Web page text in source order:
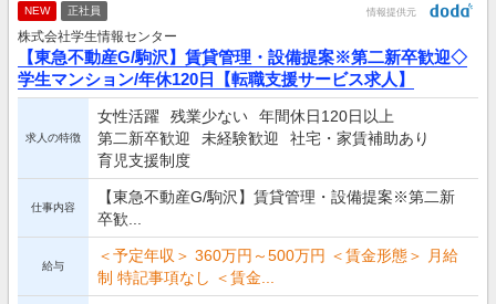
NEW 正社員 情報提供元
株式会社学生情報センター
【東急不動産G/駒沢】賃貸管理・設備提案※第二新卒歓迎◇
学生マンション/年休120日【転職支援サービス求人】
求人の特徴
女性活躍 残業少ない
年間休日120日以上
第二新卒歓迎
未経験歓迎
社宅・家賃補助あり
育児支援制度
仕事内容
【東急不動産G/駒沢】賃貸管理・設備提案※第二新
卒歓...
給与
＜予定年収＞ 360万円～500万円 ＜賃金形態＞ 月給
制 特記事項なし ＜賃金...